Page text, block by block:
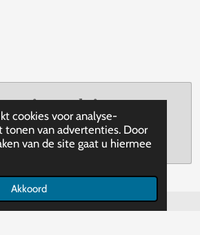
cookies voor analyse-
van advertenties. Door
van de site gaat u hiermee
Akkoord
eigen website met